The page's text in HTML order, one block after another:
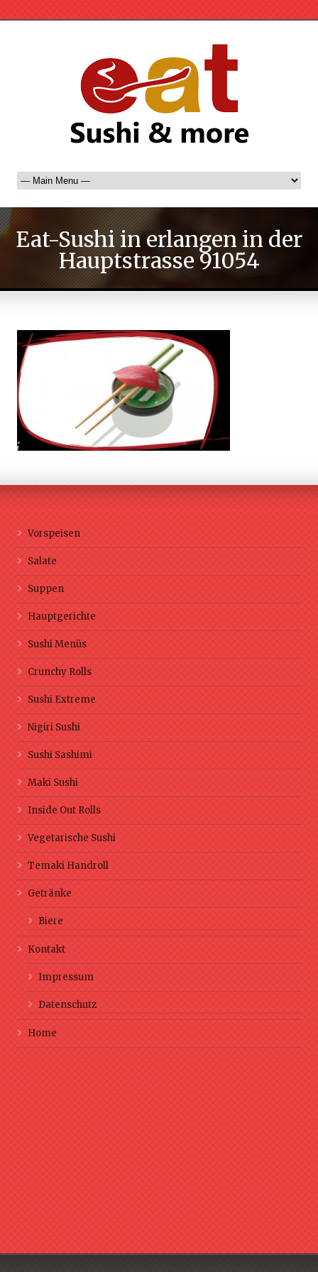
Eat-Sushi in erlangen in der
Hauptstrasse 91054
Vorspeisen
Salate
Suppen
Hauptgerichte
Sushi Menüs
Crunchy Rolls
Sushi Extreme
Nigiri Sushi
Sushi Sashimi
Maki Sushi
Inside Out Rolls
Vegetarische Sushi
Temaki Handroll
Getränke
Biere
Kontakt
Impressum
Datenschutz
Home